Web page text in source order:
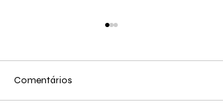
Comentários